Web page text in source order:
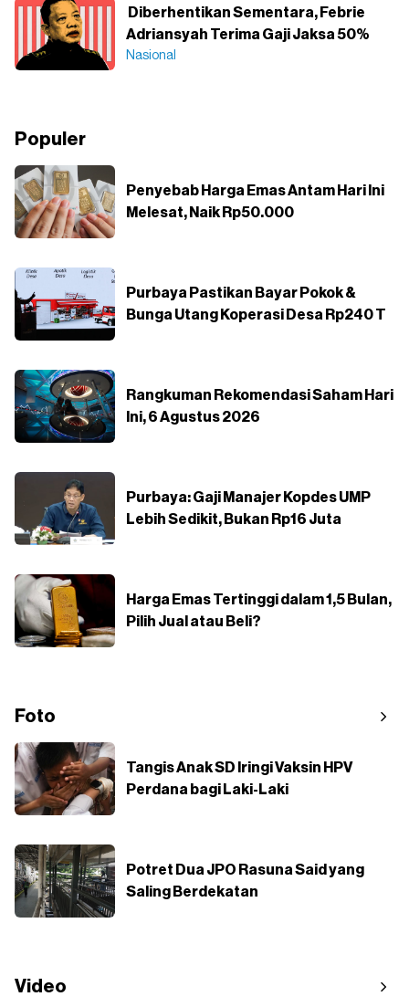
Diberhentikan Sementara, Febrie
Adriansyah Terima Gaji Jaksa 50%
Nasional
Populer
Penyebab Harga Emas Antam Hari Ini
Melesat, Naik Rp50.000
Purbaya Pastikan Bayar Pokok &
Bunga Utang Koperasi Desa Rp240 T
Rangkuman Rekomendasi Saham Hari
Ini, 6 Agustus 2026
Purbaya: Gaji Manajer Kopdes UMP
Lebih Sedikit, Bukan Rp16 Juta
Harga Emas Tertinggi dalam 1,5 Bulan,
Pilih Jual atau Beli?
Foto
Tangis Anak SD Iringi Vaksin HPV
Perdana bagi Laki-Laki
Potret Dua JPO Rasuna Said yang
Saling Berdekatan
Video